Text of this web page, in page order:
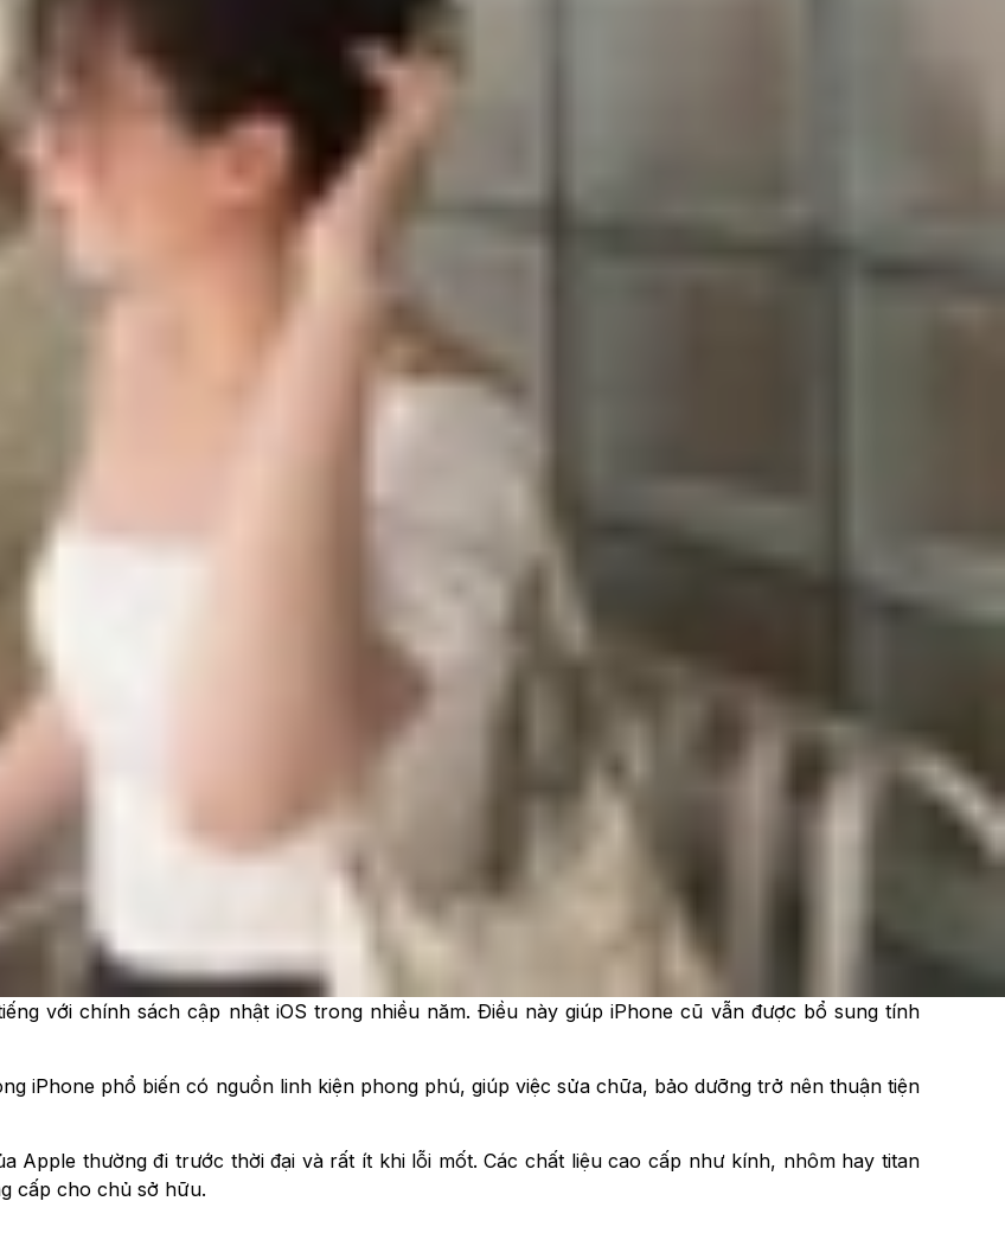
cũ
và giá bán hợp lý, danh sách dưới đây sẽ giúp bạn dễ dàng đưa ra quyết định.
trì sức hút ổn định qua nhiều năm. So với điện thoại Android cùng tầm giá, iPhone cũ thường mang
Dưới đây là những lý do khiến nhiều người lựa chọn iPhone đã qua sử dụng thay vì mua máy mới:
cũ thường thấp hơn từ vài triệu đến hàng chục triệu đồng so với máy mới, giúp người dùng dễ dàng
lý hơn.
có tuổi thọ rất dài. Ngay cả những mẫu iPhone ra mắt cách đây vài năm vẫn đáp ứng tốt nhu cầu
với chính sách cập nhật iOS trong nhiều năm. Điều này giúp iPhone cũ vẫn được bổ sung tính
iPhone phổ biến có nguồn linh kiện phong phú, giúp việc sửa chữa, bảo dưỡng trở nên thuận tiện
Apple thường đi trước thời đại và rất ít khi lỗi mốt. Các chất liệu cao cấp như kính, nhôm hay titan
cấp cho chủ sở hữu.